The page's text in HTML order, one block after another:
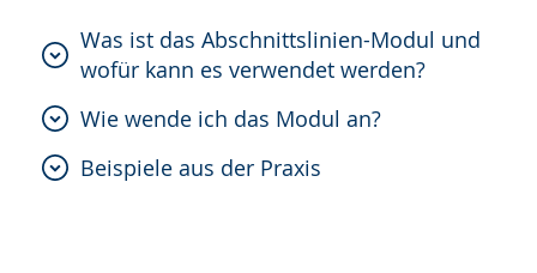
Was ist das Abschnittslinien-Modul und
wofür kann es verwendet werden?
Wie wende ich das Modul an?
Beispiele aus der Praxis